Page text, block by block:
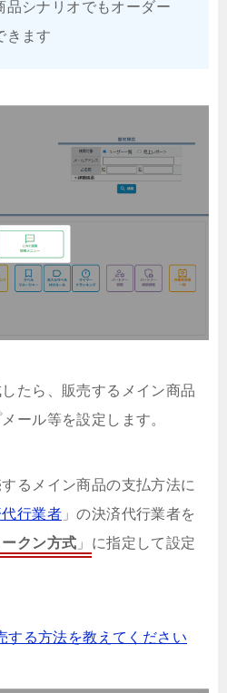
シナリオでもオーダー
きます
たら、販売するメイン商品
ール等を設定します。
るメイン商品の支払方法に
行業者 」の決済代行業者を
ークン方式 」 に指定して設定
する方法を教えてください